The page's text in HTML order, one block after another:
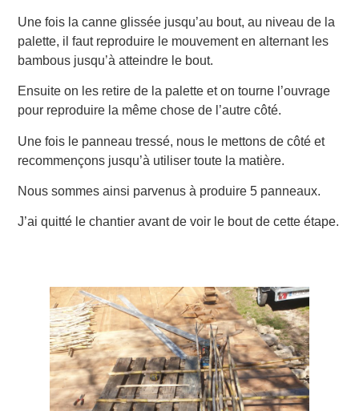
Une fois la canne glissée jusqu’au bout, au niveau de la
palette, il faut reproduire le mouvement en alternant les
bambous jusqu’à atteindre le bout.
Ensuite on les retire de la palette et on tourne l’ouvrage
pour reproduire la même chose de l’autre côté.
Une fois le panneau tressé, nous le mettons de côté et
recommençons jusqu’à utiliser toute la matière.
Nous sommes ainsi parvenus à produire 5 panneaux.
J’ai quitté le chantier avant de voir le bout de cette étape.